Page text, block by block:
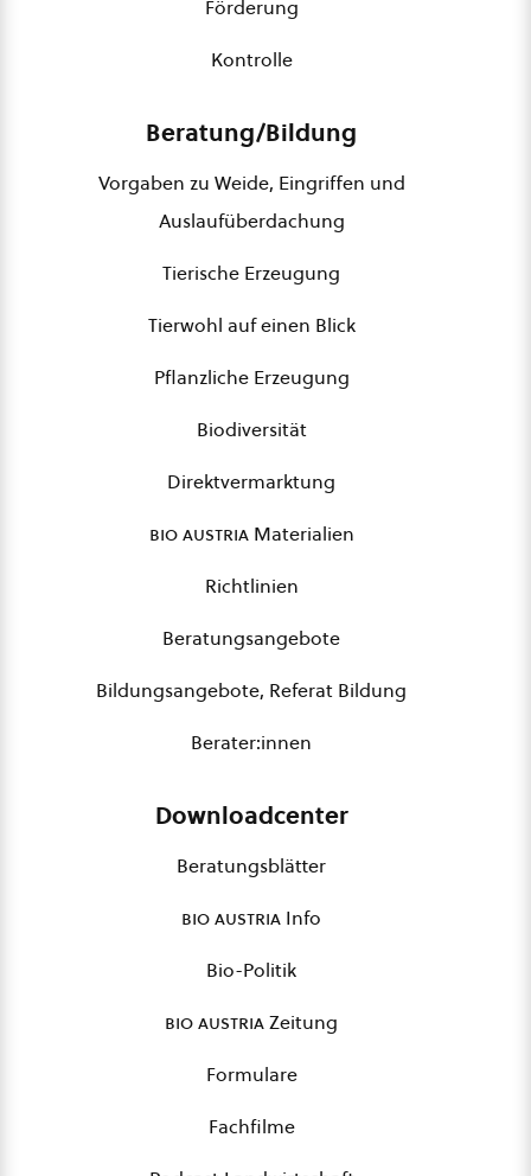
Förderung
Kontrolle
Beratung/Bildung
Vorgaben zu Weide, Eingriffen und
Auslaufüberdachung
Tierische Erzeugung
Tierwohl auf einen Blick
Pflanzliche Erzeugung
Biodiversität
Direktvermarktung
bio austriaMaterialien
Richtlinien
Beratungsangebote
Bildungsangebote, Referat Bildung
Berater:innen
Downloadcenter
Beratungsblätter
bio austria Info
Bio-Politik
bio austriaZeitung
Formulare
Fachfilme